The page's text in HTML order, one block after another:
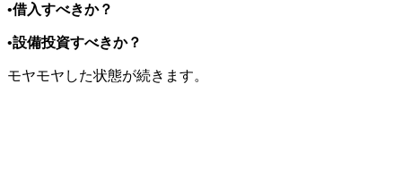
•借入すべきか？
•設備投資すべきか？
モヤモヤした状態が続きます。